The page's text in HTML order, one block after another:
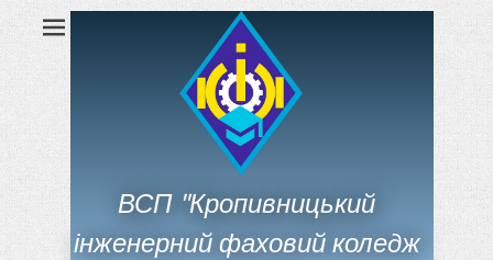
ВСП "Кропивницький
інженерний фаховий коледж